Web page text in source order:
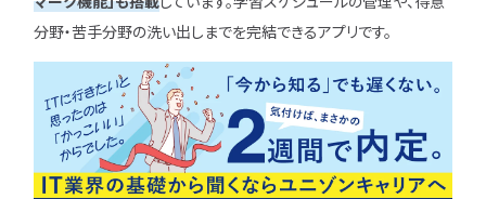
分野・苦手分野の洗い出しまでを完結できるアプリです。